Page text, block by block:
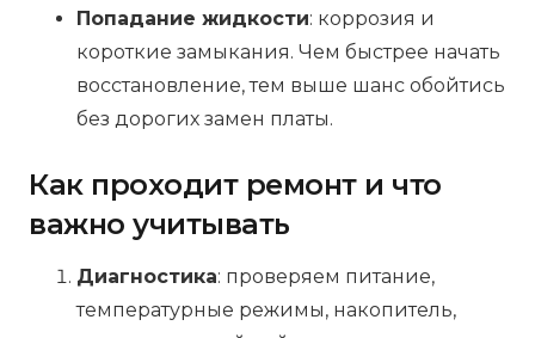
Попадание жидкости: коррозия и
короткие замыкания. Чем быстрее начать
восстановление, тем выше шанс обойтись
без дорогих замен платы.
Как проходит ремонт и что
важно учитывать
Диагностика: проверяем питание,
температурные режимы, накопитель,